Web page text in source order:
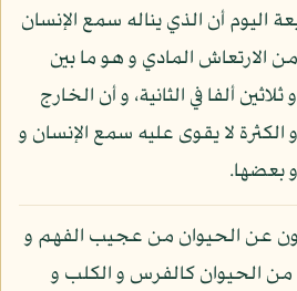
اليوم أن الذي يناله سمع الإنسان
المادي و هو ما بين
ألفا في الثانية، و أن الخارج
لا يقوى عليه سمع الإنسان و
بعضها.
عن الحيوان من عجيب الفهم و
من الحيوان كالفرس و الكلب و